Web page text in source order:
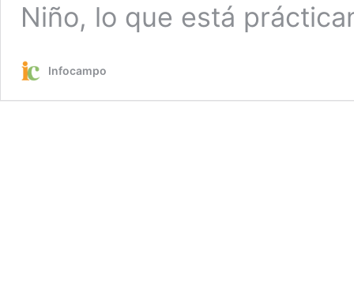
Niño, lo que está
Infocampo